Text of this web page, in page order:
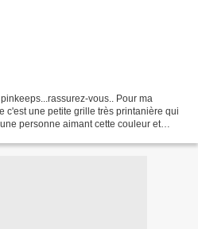
vous.. Pour ma
c'est une petite grille très printanière qui
personne aimant cette couleur et